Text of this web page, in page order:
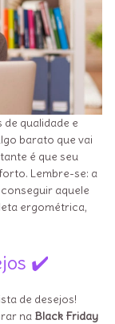
qualidade e
barato que vai
é que seu
Lembre-se: a
aquele
ergométrica,
✔️
de desejos!
na Black Friday